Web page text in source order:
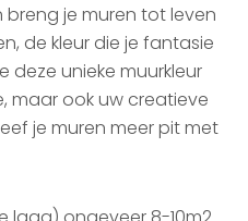
je muren tot leven
de kleur die je fantasie
deze unieke muurkleur
maar ook uw creatieve
je muren meer pit met